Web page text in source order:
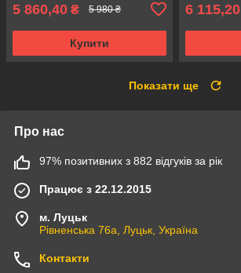
5 860,40 ₴ 5 980 ₴
Купити
6 115,20
Показати ще
Про нас
97% позитивних з 882 відгуків за рік
Працює з 22.12.2015
м. Луцьк
Рівненська 76а, Луцьк, Україна
Контакти